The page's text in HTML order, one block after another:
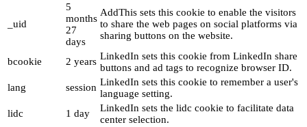
_uid
5
months
27
days
AddThis sets this cookie to enable the visitors
to share the web pages on social platforms via
sharing buttons on the website.
bcookie 2 years LinkedIn sets this cookie from LinkedIn share
buttons and ad tags to recognize browser ID.
lang
session LinkedIn sets this cookie to remember a user's
language setting.
lidc
1 day
LinkedIn sets the lidc cookie to facilitate data
center selection.